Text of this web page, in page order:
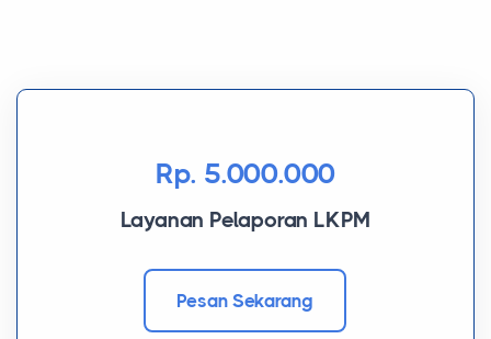
Rp. 5.000.000
Layanan Pelaporan LKPM
Pesan Sekarang